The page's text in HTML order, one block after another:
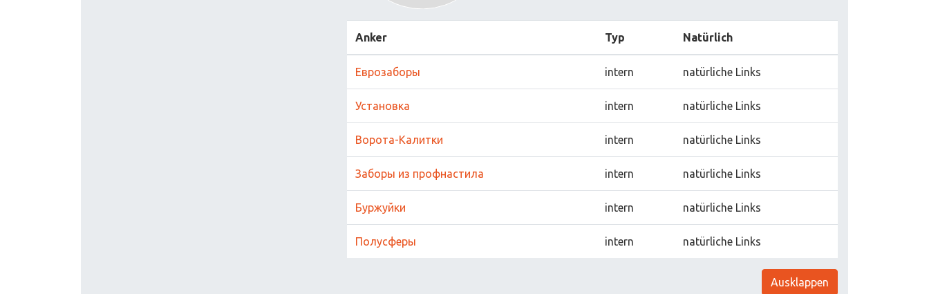
Anker Typ Natürlich
Еврозаборы intern natürliche Links
Установка intern natürliche Links
Ворота-Калитки intern natürliche Links
Заборы из профнастила intern natürliche Links
Буржуйки intern natürliche Links
Полусферы intern natürliche Links
Ausklappen